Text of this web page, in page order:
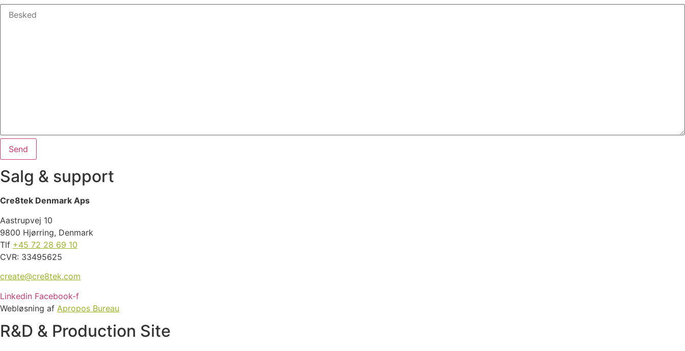
Salg & support
Cre8tek Denmark Aps
Aastrupvej 10
9800 Hjørring, Denmark
Tlf +45 72 28 69 10
CVR: 33495625
create@cre8tek.com
Linkedin Facebook-f
Webløsning af Apropos Bureau
R&D & Production Site